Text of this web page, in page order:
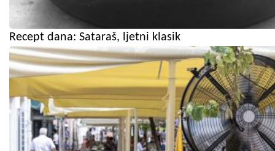
Recept dana: Sataraš, ljetni klasik